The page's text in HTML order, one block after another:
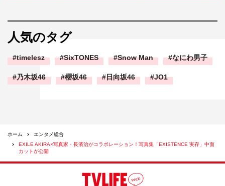
人気のタグ
timelesz SixTONES Snow Man なにわ男子
乃木坂46 櫻坂46 日向坂46 JO1
ホーム
エンタメ総合
EXILE AKIRA×写真家・長濱治がコラボレーション！写真集「EXISTENCE 実存」中面
カットが公開